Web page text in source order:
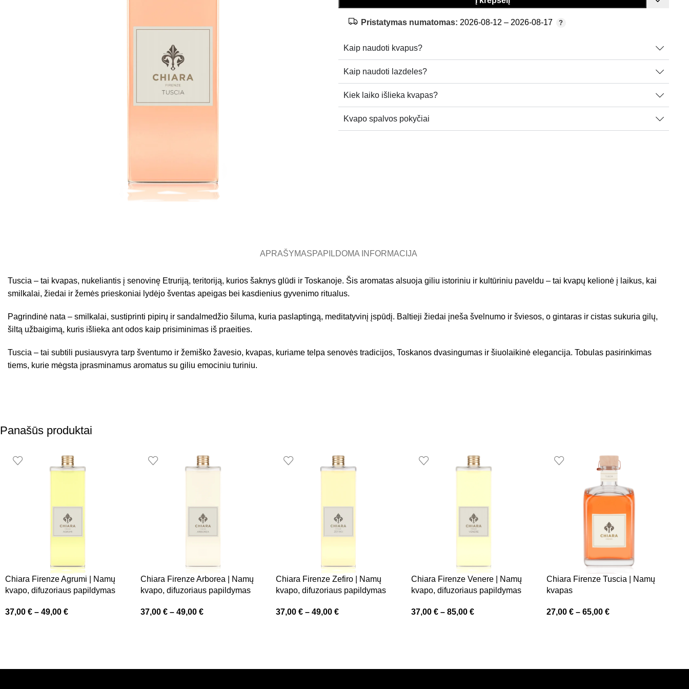
Pristatymas numatomas: 2026-08-12 – 2026-08-17
Kaip naudoti kvapus?
Kaip naudoti lazdeles?
Kiek laiko išlieka kvapas?
Kvapo spalvos pokyčiai
APRAŠYMASPAPILDOMA INFORMACIJA
Tuscia – tai kvapas, nukeliantis į senovinę Etruriją, teritoriją, kurios šaknys glūdi ir Toskanoje. Šis aromatas alsuoja giliu istoriniu ir kultūriniu paveldu – tai kvapų kelionė į laikus, kai
smilkalai, žiedai ir žemės prieskoniai lydėjo šventas apeigas bei kasdienius gyvenimo ritualus.
Pagrindinė nata – smilkalai, sustiprinti pipirų ir sandalmedžio šiluma, kuria paslaptingą, meditatyvinį įspūdį. Baltieji žiedai įneša švelnumo ir šviesos, o gintaras ir cistas sukuria gilų,
šiltą užbaigimą, kuris išlieka ant odos kaip prisiminimas iš praeities.
Tuscia – tai subtili pusiausvyra tarp šventumo ir žemiško žavesio, kvapas, kuriame telpa senovės tradicijos, Toskanos dvasingumas ir šiuolaikinė elegancija. Tobulas pasirinkimas
tiems, kurie mėgsta įprasminamus aromatus su giliu emociniu turiniu.
Panašūs produktai
Chiara Firenze Agrumi | Namų
kvapo, difuzoriaus papildymas
37,00 € – 49,00 €
Chiara Firenze Arborea | Namų
kvapo, difuzoriaus papildymas
37,00 € – 49,00 €
Chiara Firenze Zefiro | Namų
kvapo, difuzoriaus papildymas
37,00 € – 49,00 €
Chiara Firenze Venere | Namų
kvapo, difuzoriaus papildymas
37,00 € – 85,00 €
Chiara Firenze Tuscia | Namų
kvapas
27,00 € – 65,00 €